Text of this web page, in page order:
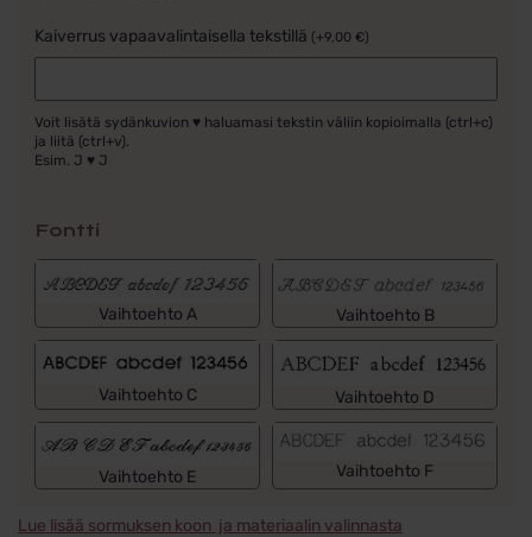
Kaiverrus vapaavalintaisella tekstillä (+9,00 €)
Voit lisätä sydänkuvion ♥ haluamasi tekstin väliin kopioimalla (ctrl+c)
ja liitä (ctrl+v).
Esim. J ♥ J
Fontti
Vaihtoehto A Vaihtoehto B
Vaihtoehto C Vaihtoehto D
Vaihtoehto E Vaihtoehto F
Lue lisää sormuksen koon ja materiaalin valinnasta